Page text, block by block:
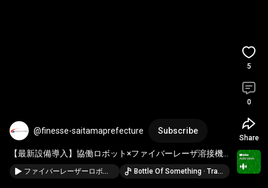
@finesse-saitamaprefecture Subscribe
【最新設備導入】協働ロボット×ファイバーレーザ溶接機
で溶接現場が進化 #automobile#aluminum
ファイバーレーザーロボット溶接。協働ロボットを活用し、綺麗な裏波を出すことができました。ステンレス板金加工,機械加工,装置組立一貫業務。埼玉県飯能市所在する株式会社ファイネス。#welding Bottle Of Something · TrackTribe
5
0
Share